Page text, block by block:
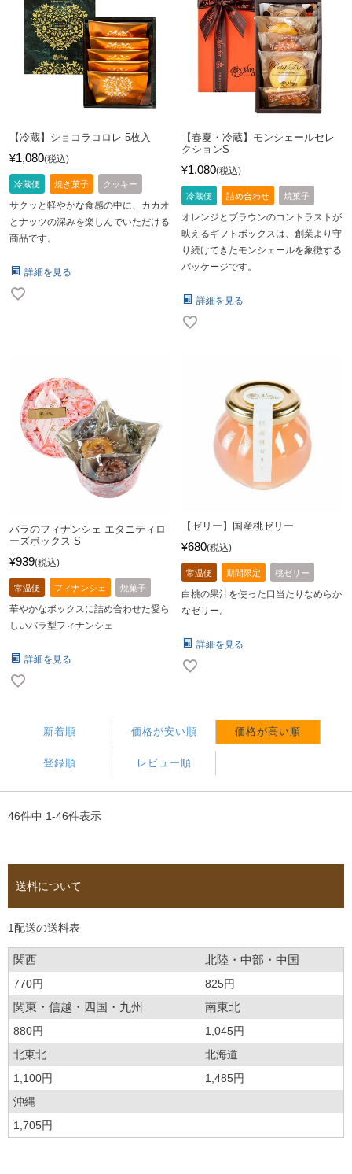
【冷蔵】ショコラコロレ 5枚入
¥1,080 税込
冷蔵便 焼き菓子 クッキー
サクッと軽やかな食感の中に、カカオ
とナッツの深みを楽しんでいただける
商品です。
詳細を見る
【春夏・冷蔵】モンシェールセレ
クションS
¥1,080 税込
冷蔵便 詰め合わせ 焼菓子
オレンジとブラウンのコントラストが
映えるギフトボックスは、創業より守
り続けてきたモンシェールを象徴する
パッケージです。
詳細を見る
バラのフィナンシェ エタニティロ
ーズボックス S
¥939 税込
常温便 フィナンシェ 焼菓子
華やかなボックスに詰め合わせた愛ら
しいバラ型フィナンシェ
詳細を見る
【ゼリー】国産桃ゼリー
¥680 税込
常温便 期間限定 桃ゼリー
白桃の果汁を使った口当たりなめらか
なゼリー。
詳細を見る
新着順 価格が安い順 価格が高い順
登録順 レビュー順
46件中 1-46件表示
送料について
1配送の送料表
関西 北陸・中部・中国
770円 825円
関東・信越・四国・九州 南東北
880円
1,045円
北東北
北海道
1,100円
1,485円
沖縄
1,705円